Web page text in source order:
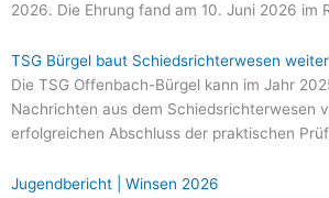
2026. Die Ehrung fand am 10. Juni 2026 im
TSG Bürgel baut Schiedsrichterwesen
Die TSG Offenbach-Bürgel kann im Jahr
Nachrichten aus dem Schiedsrichterwesen
erfolgreichen Abschluss der praktischen
Jugendbericht | Winsen 2026